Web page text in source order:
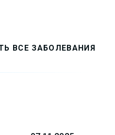
ВСЕ ЗАБОЛЕВАНИЯ